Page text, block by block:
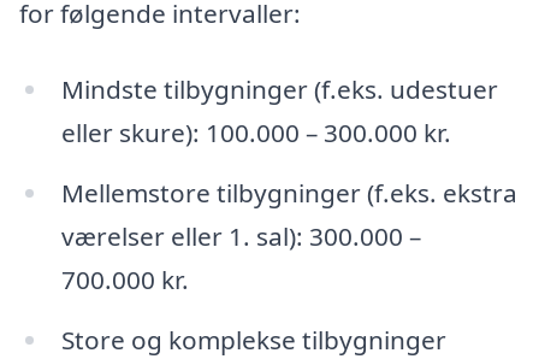
for følgende intervaller:
Mindste tilbygninger (f.eks. udestuer
eller skure): 100.000 – 300.000 kr.
Mellemstore tilbygninger (f.eks. ekstra
værelser eller 1. sal): 300.000 –
700.000 kr.
Store og komplekse tilbygninger